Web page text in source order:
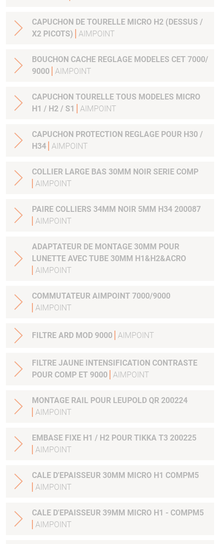
CAPUCHON DE TOURELLE MICRO H2 (DESSUS /
X2 PICOTS)
AIMPOINT
BOUCHON CACHE REGLAGE MODELES CET 7000/
9000 AIMPOINT
CAPUCHON TOURELLE TOUS MODELES MICRO
H1 / H2 / S1
AIMPOINT
CAPUCHON PROTECTION REGLAGE POUR H30 /
H34 AIMPOINT
COLLIER LARGE BAS 30MM NOIR SERIE COMP
AIMPOINT
PAIRE COLLIERS 34MM NOIR 5MM H34 200087
AIMPOINT
ADAPTATEUR DE MONTAGE 30MM POUR
LUNETTE AVEC TUBE 30MM H1&H2&ACRO
AIMPOINT
COMMUTATEUR AIMPOINT 7000/9000
AIMPOINT
FILTRE ARD MOD 9000 AIMPOINT
FILTRE JAUNE INTENSIFICATION CONTRASTE
POUR COMP ET 9000 AIMPOINT
MONTAGE RAIL POUR LEUPOLD QR 200224
AIMPOINT
EMBASE FIXE H1 / H2 POUR TIKKA T3 200225
AIMPOINT
CALE D'EPAISSEUR 30MM MICRO H1 COMPM5
AIMPOINT
CALE D'EPAISSEUR 39MM MICRO H1 - COMPM5
AIMPOINT